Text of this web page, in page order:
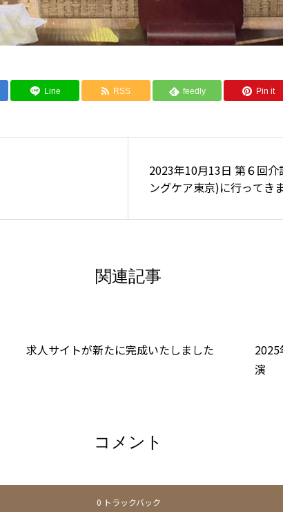
Line RSS feedly Pin it
2023年10月13日 第６回
ングケア東京)に行ってき
関連記事
求人サイトが新たに完成いたしました
演
コメント
0 トラックバック